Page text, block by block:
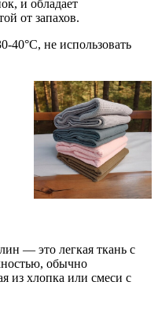
и обладает
от запахов.
40°C, не использовать
— это легкая ткань с
обычно
из хлопка или смеси с